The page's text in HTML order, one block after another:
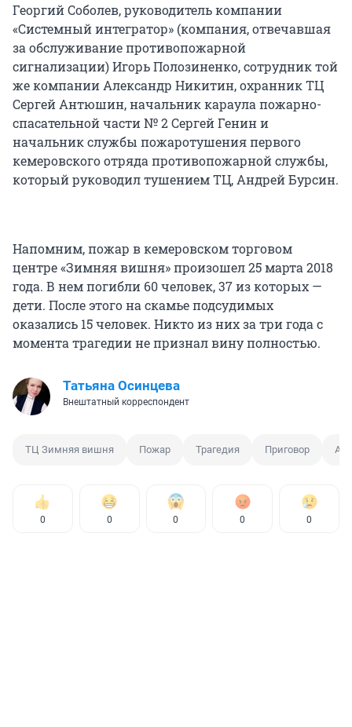
Георгий Соболев, руководитель компании
«Системный интегратор» (компания, отвечавшая
за обслуживание противопожарной
сигнализации) Игорь Полозиненко, сотрудник той
же компании Александр Никитин, охранник ТЦ
Сергей Антюшин, начальник караула пожарно-
спасательной части № 2 Сергей Генин и
начальник службы пожаротушения первого
кемеровского отряда противопожарной службы,
который руководил тушением ТЦ, Андрей Бурсин.
Напомним, пожар в кемеровском торговом
центре «Зимняя вишня» произошел 25 марта 2018
года. В нем погибли 60 человек, 37 из которых —
дети. После этого на скамье подсудимых
оказались 15 человек. Никто из них за три года с
момента трагедии не признал вину полностью.
Татьяна Осинцева
Внештатный корреспондент
ТЦ Зимняя вишня Пожар Трагедия Приговор
0 0 0 0 0